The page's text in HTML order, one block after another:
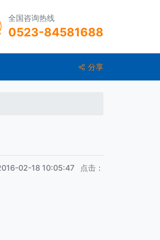
全国咨询热线
0523-84581688
分享
02-18 10:05:47 点击：